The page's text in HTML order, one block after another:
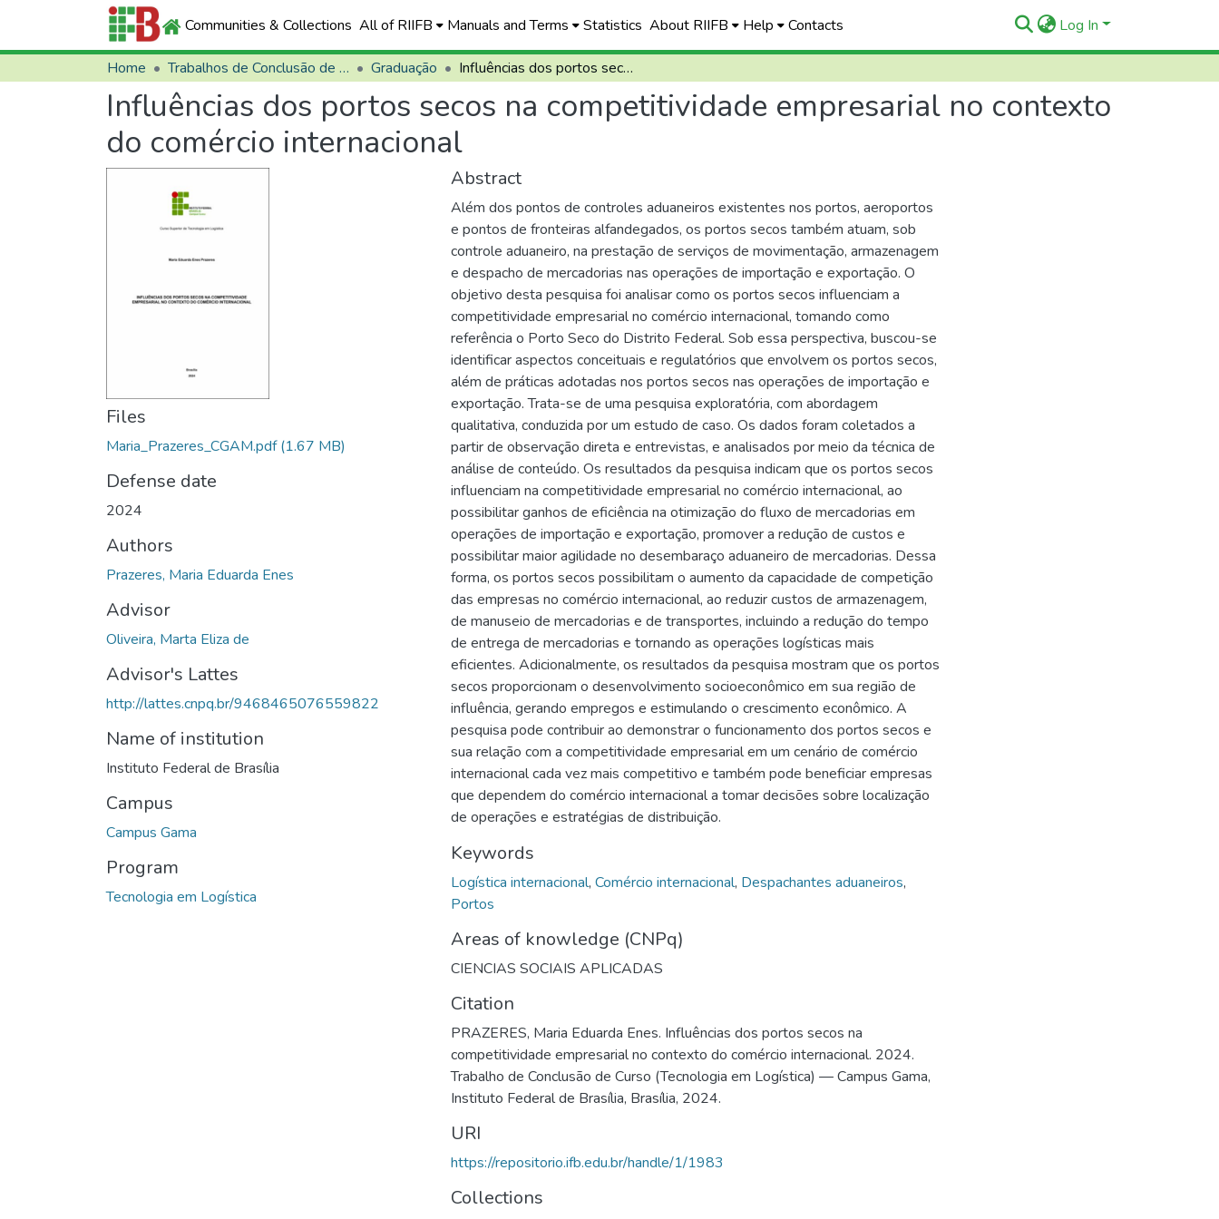
Communities & Collections All of RIIFB Manuals and Terms Statistics About RIIFB Help Contacts Log In
Home Trabalhos de Conclusão de Curso (TCCs) Graduação Influências dos portos secos na competitividade empresarial no contexto do comércio internacional
Influências dos portos secos na competitividade empresarial no contexto
do comércio internacional
Files
Maria_Prazeres_CGAM.pdf(1.67 MB)
Defense date
2024
Authors
Prazeres, Maria Eduarda Enes
Advisor
Oliveira, Marta Eliza de
Advisor's Lattes
http://lattes.cnpq.br/9468465076559822
Name of institution
Instituto Federal de Brasília
Campus
Campus Gama
Program
Tecnologia em Logística
Abstract
Além dos pontos de controles aduaneiros existentes nos portos, aeroportos
e pontos de fronteiras alfandegados, os portos secos também atuam, sob
controle aduaneiro, na prestação de serviços de movimentação, armazenagem
e despacho de mercadorias nas operações de importação e exportação. O
objetivo desta pesquisa foi analisar como os portos secos influenciam a
competitividade empresarial no comércio internacional, tomando como
referência o Porto Seco do Distrito Federal. Sob essa perspectiva, buscou-se
identificar aspectos conceituais e regulatórios que envolvem os portos secos,
além de práticas adotadas nos portos secos nas operações de importação e
exportação. Trata-se de uma pesquisa exploratória, com abordagem
qualitativa, conduzida por um estudo de caso. Os dados foram coletados a
partir de observação direta e entrevistas, e analisados por meio da técnica de
análise de conteúdo. Os resultados da pesquisa indicam que os portos secos
influenciam na competitividade empresarial no comércio internacional, ao
possibilitar ganhos de eficiência na otimização do fluxo de mercadorias em
operações de importação e exportação, promover a redução de custos e
possibilitar maior agilidade no desembaraço aduaneiro de mercadorias. Dessa
forma, os portos secos possibilitam o aumento da capacidade de competição
das empresas no comércio internacional, ao reduzir custos de armazenagem,
de manuseio de mercadorias e de transportes, incluindo a redução do tempo
de entrega de mercadorias e tornando as operações logísticas mais
eficientes. Adicionalmente, os resultados da pesquisa mostram que os portos
secos proporcionam o desenvolvimento socioeconômico em sua região de
influência, gerando empregos e estimulando o crescimento econômico. A
pesquisa pode contribuir ao demonstrar o funcionamento dos portos secos e
sua relação com a competitividade empresarial em um cenário de comércio
internacional cada vez mais competitivo e também pode beneficiar empresas
que dependem do comércio internacional a tomar decisões sobre localização
de operações e estratégias de distribuição.
Keywords
Logística internacional, Comércio internacional, Despachantes aduaneiros,
Portos
Areas of knowledge (CNPq)
CIENCIAS SOCIAIS APLICADAS
Citation
PRAZERES, Maria Eduarda Enes. Influências dos portos secos na
competitividade empresarial no contexto do comércio internacional. 2024.
Trabalho de Conclusão de Curso (Tecnologia em Logística) — Campus Gama,
Instituto Federal de Brasília, Brasília, 2024.
URI
https://repositorio.ifb.edu.br/handle/1/1983
Collections